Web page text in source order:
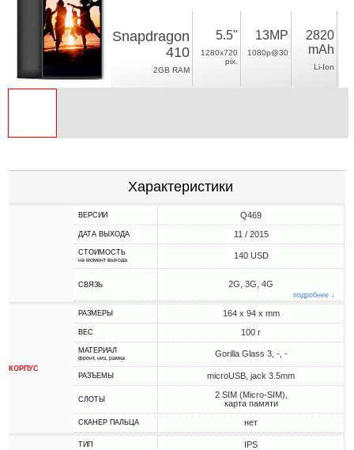
Snapdragon
410
2GB RAM
5.5"
1280x720
pix.
13MP
1080p@30
2820
mAh
Li-Ion
Характеристики
ВЕРСИИ Q469
ДАТА ВЫХОДА 11 / 2015
СТОИМОСТЬ
на момент выхода 140 USD
СВЯЗЬ 2G, 3G, 4G
подробнее ↓
КОРПУС
РАЗМЕРЫ 164 x 94 x mm
ВЕС 100 г
МАТЕРИАЛ
фронт, низ, рамка Gorilla Glass 3, -, -
РАЗЪЕМЫ microUSB, jack 3.5mm
СЛОТЫ
2 SIM (Micro-SIM),
карта памяти
СКАНЕР ПАЛЬЦА нет
ТИП IPS